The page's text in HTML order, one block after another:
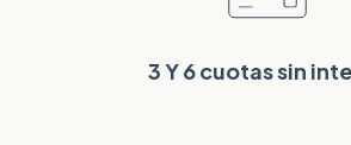
3 Y 6 cuotas sin